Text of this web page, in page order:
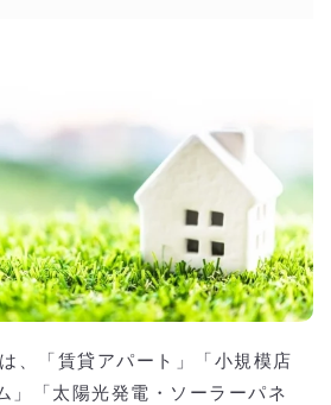
、「賃貸アパート」「小規模店
」「太陽光発電・ソーラーパネ